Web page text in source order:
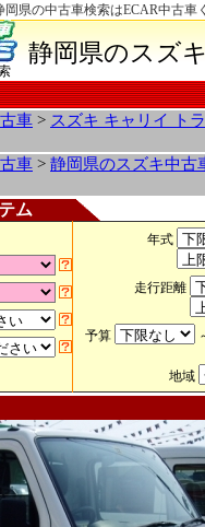
県の中古車検索はECAR中古車
静岡県のスズ
車 > スズキ キャリイ ト
車 > 静岡県のスズキ中古
ム
年式
走行距離
予算
地域